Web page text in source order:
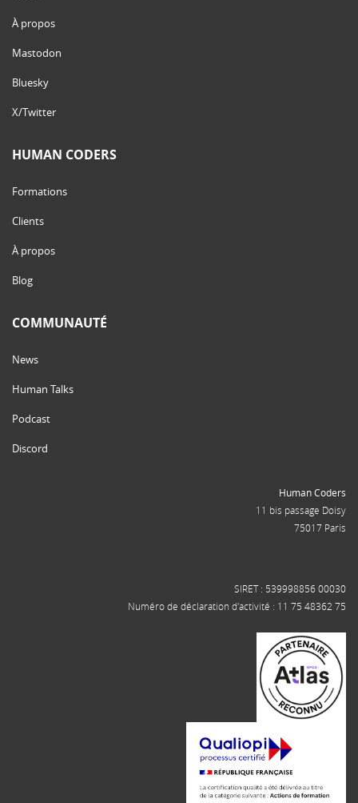
À propos
Mastodon
Bluesky
X/Twitter
HUMAN CODERS
Formations
Clients
À propos
Blog
COMMUNAUTÉ
News
Human Talks
Podcast
Discord
Human Coders
11 bis passage Doisy
75017 Paris
SIRET : 539998856 00030
Numéro de déclaration d'activité : 11 75 48362 75